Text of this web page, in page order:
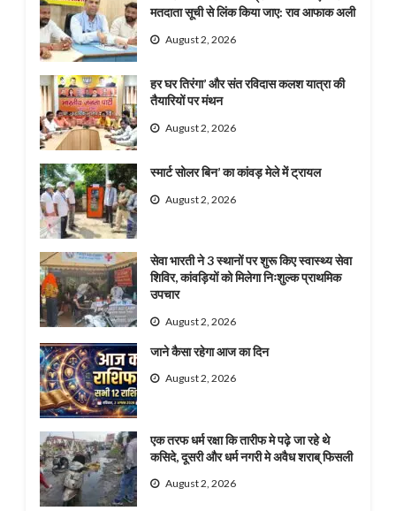
मतदाता सूची से लिंक किया जाए: राव आफाक अली
August 2, 2026
हर घर तिरंगा’ और संत रविदास कलश यात्रा की
तैयारियों पर मंथन
August 2, 2026
स्मार्ट सोलर बिन’ का कांवड़ मेले में ट्रायल
August 2, 2026
सेवा भारती ने 3 स्थानों पर शुरू किए स्वास्थ्य सेवा
शिविर, कांवड़ियों को मिलेगा निःशुल्क प्राथमिक
उपचार
August 2, 2026
जाने कैसा रहेगा आज का दिन
August 2, 2026
एक तरफ धर्म रक्षा कि तारीफ मे पढ़े जा रहे थे
कसिदे, दूसरी और धर्म नगरी मे अवैध शराब् फिसली
August 2, 2026